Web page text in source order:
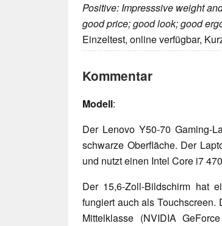
Positive: Impresssive weight
good price; good look; good
Einzeltest, online verfügbar,
Kommentar
Modell:
Der Lenovo Y50-70 Gaming-
schwarze Oberfläche. Der
und nutzt einen Intel Core i7
Der 15,6-Zoll-Bildschirm hat
fungiert auch als Touchscreen.
Mittelklasse (NVIDIA